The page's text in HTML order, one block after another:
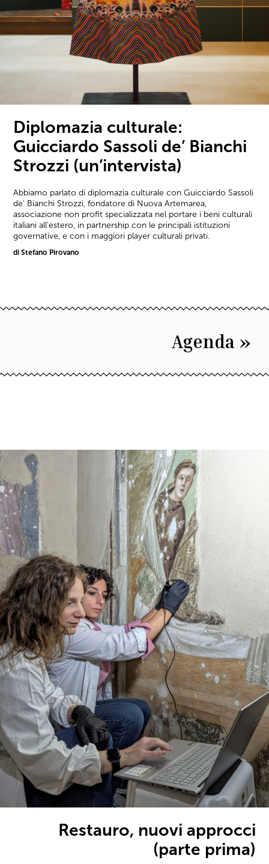
Diplomazia culturale:
Guicciardo Sassoli de’ Bianchi
Strozzi (un’intervista)
Abbiamo parlato di diplomazia culturale con Guicciardo Sassoli
de' Bianchi Strozzi, fondatore di Nuova Artemarea,
associazione non profit specializzata nel portare i beni culturali
italiani all'estero, in partnership con le principali istituzioni
governative, e con i maggiori player culturali privati.
di Stefano Pirovano
Agenda »
Restauro, nuovi approcci
(parte prima)